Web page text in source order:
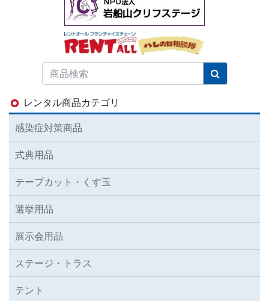
レンタル商品カテゴリ
感染症対策商品
式典用品
テープカット・くす玉
選挙用品
展示会用品
ステージ・トラス
テント